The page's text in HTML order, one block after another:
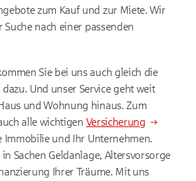
zum Kauf und zur Miete. Wir
Suche nach einer passenden
Sie bei uns auch gleich die
dazu. Und unser Service geht weit
und Wohnung hinaus. Zum
alle wichtigen Versicherung
Immobilie und Ihr Unternehmen.
Sachen Geldanlage, Altersvorsorge
Ihrer Träume. Mit uns